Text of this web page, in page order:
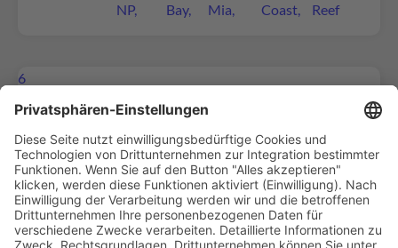
NP,
Bay,
Mia,
Coast,
Reef
6
Tage